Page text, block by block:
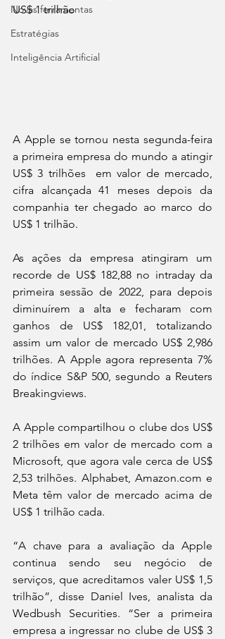
Novas ferramentas
Estratégias
Inteligência Artificial
US$ 1 trilhão
A Apple se tornou nesta segunda-feira
a primeira empresa do mundo a atingir
US$ 3 trilhões  em valor de mercado,
cifra alcançada 41 meses depois da
companhia ter chegado ao marco do
US$ 1 trilhão.
As ações da empresa atingiram um
recorde de US$ 182,88 no intraday da
primeira sessão de 2022, para depois
diminuírem a alta e fecharam com
ganhos de US$ 182,01, totalizando
assim um valor de mercado US$ 2,986
trilhões. A Apple agora representa 7%
do índice S&P 500, segundo a Reuters
Breakingviews.
A Apple compartilhou o clube dos US$
2 trilhões em valor de mercado com a
Microsoft, que agora vale cerca de US$
2,53 trilhões. Alphabet, Amazon.com e
Meta têm valor de mercado acima de
US$ 1 trilhão cada.
“A chave para a avaliação da Apple
continua sendo seu negócio de
serviços, que acreditamos valer US$ 1,5
trilhão”, disse Daniel Ives, analista da
Wedbush Securities. “Ser a primeira
empresa a ingressar no clube de US$ 3